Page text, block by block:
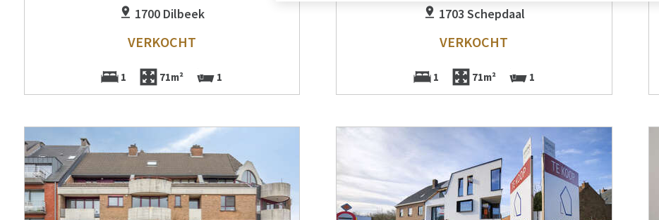
1700 Dilbeek
VERKOCHT
1 71m² 1
1703 Schepdaal
VERKOCHT
1 71m² 1